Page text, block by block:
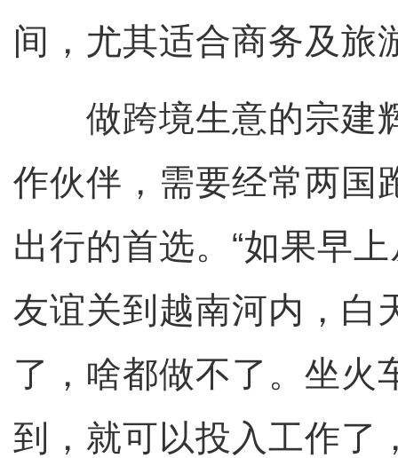
间，尤其适合商务及旅
做跨境生意的宗建
作伙伴，需要经常两国
出行的首选。“如果早
友谊关到越南河内，白
了，啥都做不了。坐火
到，就可以投入工作了